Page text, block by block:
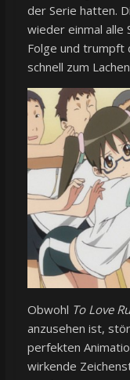
der Serie hatten.
wieder einmal alle
Folge und trumpft
schnell zum
Obwohl To Love
anzusehen ist,
perfekten
wirkende